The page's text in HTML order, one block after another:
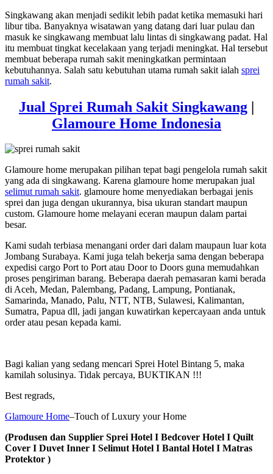
Singkawang akan menjadi sedikit lebih padat ketika memasuki hari
libur tiba. Banyaknya wisatawan yang datang dari luar pulau dan
masuk ke singkawang membuat lalu lintas di singkawang padat. Hal
itu membuat tingkat kecelakaan yang terjadi meningkat. Hal tersebut
membuat beberapa rumah sakit meningkatkan permintaan
kebutuhannya. Salah satu kebutuhan utama rumah sakit ialah sprei
rumah sakit.
Jual Sprei Rumah Sakit Singkawang |
Glamoure Home Indonesia
Glamoure home merupakan pilihan tepat bagi pengelola rumah sakit
yang ada di singkawang. Karena glamoure home merupakan jual
selimut rumah sakit. glamoure home menyediakan berbagai jenis
sprei dan juga dengan ukurannya, bisa ukuran standart maupun
custom. Glamoure home melayani eceran maupun dalam partai
besar.
Kami sudah terbiasa menangani order dari dalam maupaun luar kota
Jombang Surabaya. Kami juga telah bekerja sama dengan beberapa
expedisi cargo Port to Port atau Door to Doors guna memudahkan
proses pengiriman barang. Beberapa daerah pemasaran kami berada
di Aceh, Medan, Palembang, Padang, Lampung, Pontianak,
Samarinda, Manado, Palu, NTT, NTB, Sulawesi, Kalimantan,
Sumatra, Papua dll, jadi jangan kuwatirkan kepercayaan anda untuk
order atau pesan kepada kami.
Bagi kalian yang sedang mencari Sprei Hotel Bintang 5, maka
kamilah solusinya. Tidak percaya, BUKTIKAN !!!
Best regrads,
Glamoure Home–Touch of Luxury your Home
(Produsen dan Supplier Sprei Hotel I Bedcover Hotel I Quilt
Cover I Duvet Inner I Selimut Hotel I Bantal Hotel I Matras
Protektor )